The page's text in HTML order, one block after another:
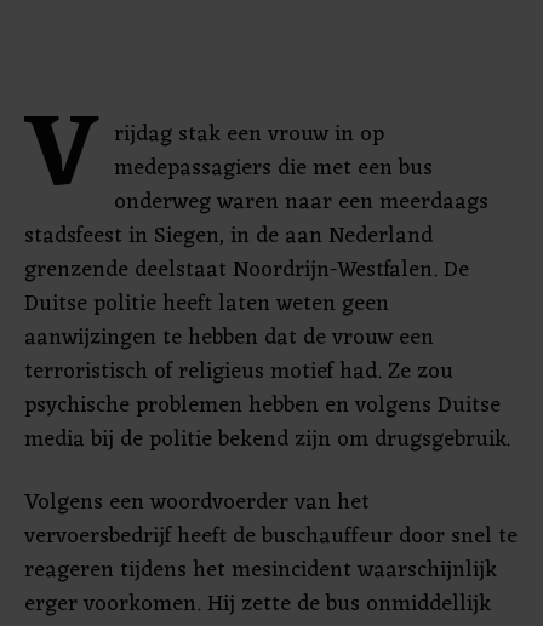
V rijdag stak een vrouw in op
medepassagiers die met een bus
onderweg waren naar een meerdaags
stadsfeest in Siegen, in de aan Nederland
grenzende deelstaat Noordrijn-Westfalen. De
Duitse politie heeft laten weten geen
aanwijzingen te hebben dat de vrouw een
terroristisch of religieus motief had. Ze zou
psychische problemen hebben en volgens Duitse
media bij de politie bekend zijn om drugsgebruik.
Volgens een woordvoerder van het
vervoersbedrijf heeft de buschauffeur door snel te
reageren tijdens het mesincident waarschijnlijk
erger voorkomen. Hij zette de bus onmiddellijk